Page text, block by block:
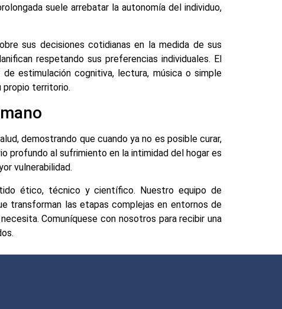
suele arrebatar la autonomía del individuo,
sus decisiones cotidianas en la medida de sus
respetando sus preferencias individuales. El
estimulación cognitiva, lectura, música o simple
propio territorio.
demostrando que cuando ya no es posible curar,
profundo al sufrimiento en la intimidad del hogar es
vulnerabilidad.
ético, técnico y científico. Nuestro equipo de
transforman las etapas complejas en entornos de
Comuníquese con nosotros para recibir una